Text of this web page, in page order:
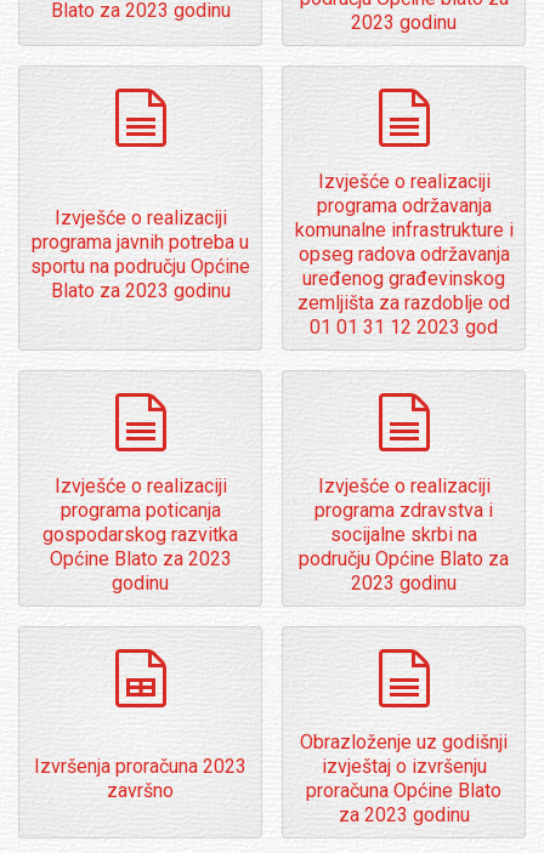
Blato za 2023 godinu
2023 godinu
Izvješće o realizaciji
programa javnih potreba u
sportu na području Općine
Blato za 2023 godinu
Izvješće o realizaciji
programa održavanja
komunalne infrastrukture i
opseg radova održavanja
uređenog građevinskog
zemljišta za razdoblje od
01 01 31 12 2023 god
Izvješće o realizaciji
programa poticanja
gospodarskog razvitka
Općine Blato za 2023
godinu
Izvješće o realizaciji
programa zdravstva i
socijalne skrbi na
području Općine Blato za
2023 godinu
Izvršenja proračuna 2023
završno
Obrazloženje uz godišnji
izvještaj o izvršenju
proračuna Općine Blato
za 2023 godinu